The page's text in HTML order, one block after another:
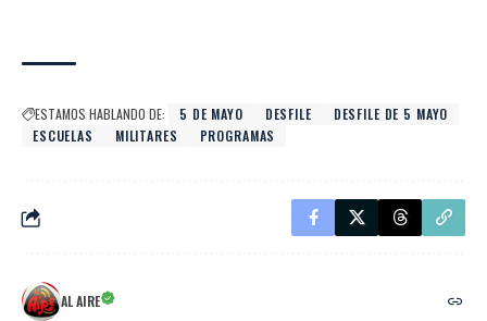
ESTAMOS HABLANDO DE: 5 DE MAYO DESFILE
DESFILE DE 5 MAYO
ESCUELAS
MILITARES PROGRAMAS
AL AIRE